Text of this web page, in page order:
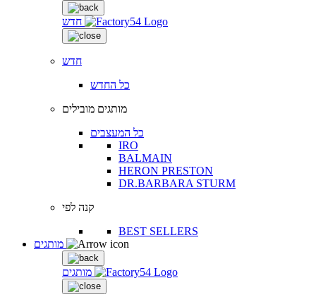
חדש
חדש
כל החדש
מותגים מובילים
כל המעצבים
IRO
BALMAIN
HERON PRESTON
DR.BARBARA STURM
קנה לפי
BEST SELLERS
מותגים